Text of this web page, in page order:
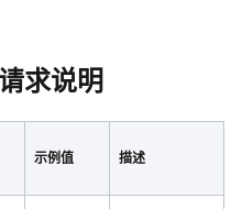
求说明
示例值 描述